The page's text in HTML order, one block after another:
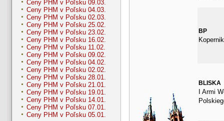
Ceny PHM v Poľsku 09.03.
Ceny PHM v Poľsku 04.03.
Ceny PHM v Poľsku 02.03.
Ceny PHM v Poľsku 25.02.
Ceny PHM v Poľsku 23.02.
Ceny PHM v Poľsku 16.02.
Ceny PHM v Poľsku 11.02.
Ceny PHM v Poľsku 09.02.
Ceny PHM v Poľsku 04.02.
Ceny PHM v Poľsku 02.02.
Ceny PHM v Poľsku 28.01.
Ceny PHM v Poľsku 21.01.
Ceny PHM v Poľsku 19.01.
Ceny PHM v Poľsku 14.01.
Ceny PHM v Poľsku 07.01.
Ceny PHM v Poľsku 05.01.
BP
BLISKA
I Armi